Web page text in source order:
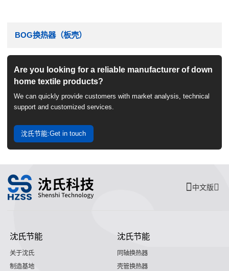
BOG换热器（板壳）
Are you looking for a reliable manufacturer of down
home textile products?
We can quickly provide customers with market analysis, technical
support and customized services.
沈氏节能:Get in touch
中文版
沈氏节能
关于沈氏
制造基地
沈氏节能
同轴换热器
壳管换热器